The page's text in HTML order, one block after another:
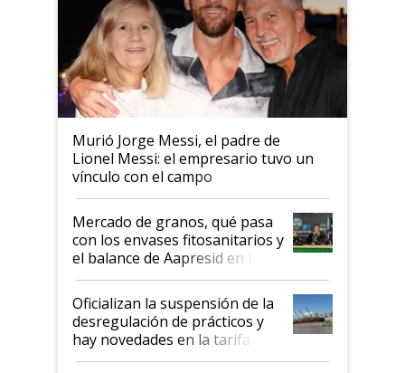
Murió Jorge Messi, el padre de
Lionel Messi: el empresario tuvo un
vínculo con el campo
Mercado de granos, qué pasa
con los envases fitosanitarios y
el balance de Aapresid en La
Posta
Oficializan la suspensión de la
desregulación de prácticos y
hay novedades en la tarifa de
la hidrovía